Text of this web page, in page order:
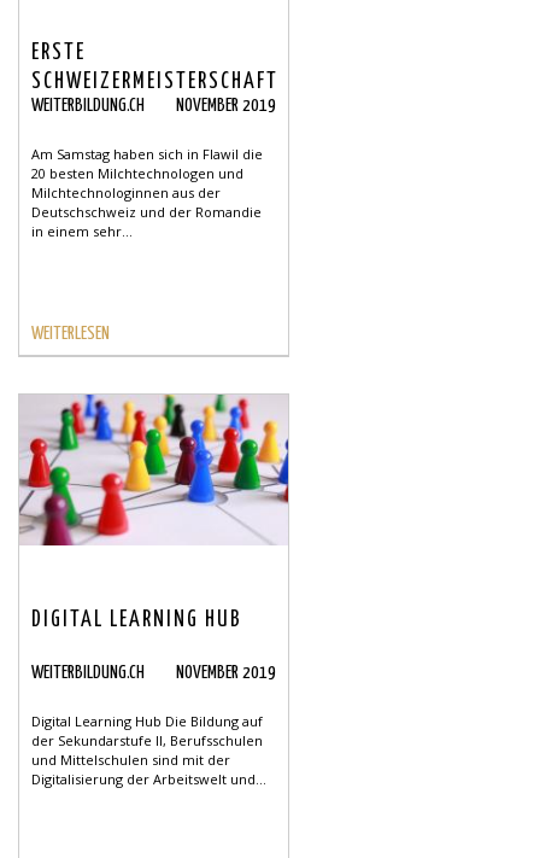
ERSTE
SCHWEIZERMEISTERSCHAFT
DER
WEITERBILDUNG.CH NOVEMBER 2019
Am Samstag haben sich in Flawil die
20 besten Milchtechnologen und
Milchtechnologinnen aus der
Deutschschweiz und der Romandie
in einem sehr...
WEITERLESEN
DIGITAL LEARNING HUB
WEITERBILDUNG.CH NOVEMBER 2019
Digital Learning Hub Die Bildung auf
der Sekundarstufe II, Berufsschulen
und Mittelschulen sind mit der
Digitalisierung der Arbeitswelt und...